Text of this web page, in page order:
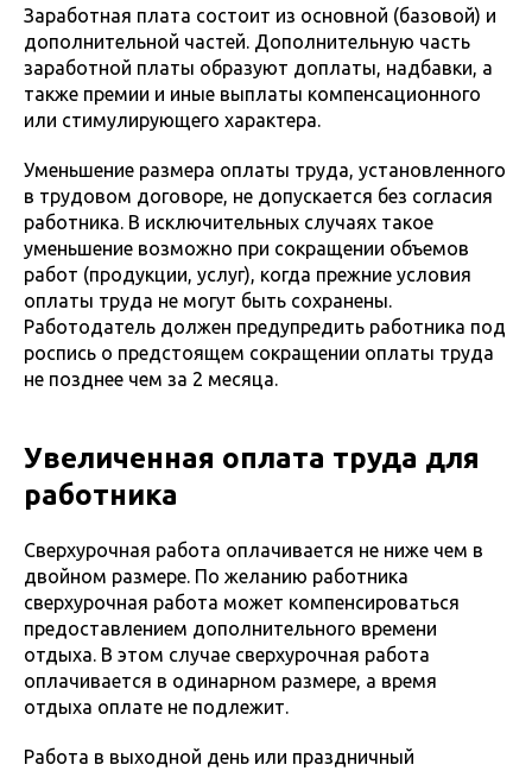
Заработная плата состоит из основной (базовой) и
дополнительной частей. Дополнительную часть
заработной платы образуют доплаты, надбавки, а
также премии и иные выплаты компенсационного
или стимулирующего характера.
Уменьшение размера оплаты труда, установленного
в трудовом договоре, не допускается без согласия
работника. В исключительных случаях такое
уменьшение возможно при сокращении объемов
работ (продукции, услуг), когда прежние условия
оплаты труда не могут быть сохранены.
Работодатель должен предупредить работника под
роспись о предстоящем сокращении оплаты труда
не позднее чем за 2 месяца.
Увеличенная оплата труда для
работника
Сверхурочная работа оплачивается не ниже чем в
двойном размере. По желанию работника
сверхурочная работа может компенсироваться
предоставлением дополнительного времени
отдыха. В этом случае сверхурочная работа
оплачивается в одинарном размере, а время
отдыха оплате не подлежит.
Работа в выходной день или праздничный